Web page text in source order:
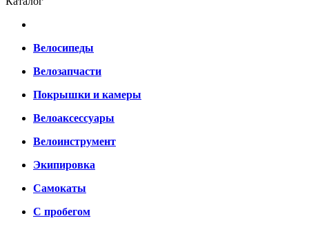
Велосипеды
Велозапчасти
Покрышки и камеры
Велоаксессуары
Велоинструмент
Экипировка
Самокаты
С пробегом